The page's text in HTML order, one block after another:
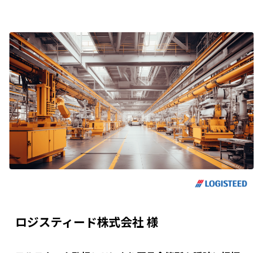
ロジスティード株式会社 様